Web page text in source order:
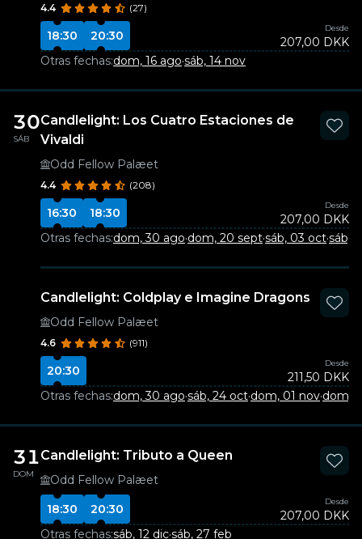
4.4 (27)
18:30 20:30
Desde
207,00 DKK
Otras fechas:dom, 16 ago·sáb, 14 nov
30
SÁB
Candlelight: Los Cuatro Estaciones de
Vivaldi
Odd Fellow Palæet
4.4 (208)
16:30 18:30
Desde
207,00 DKK
Otras fechas:dom, 30 ago·dom, 20 sept·sáb, 03 oct·sáb,
Candlelight: Coldplay e Imagine Dragons
Odd Fellow Palæet
4.6 (911)
20:30
Desde
211,50 DKK
Otras fechas:dom, 30 ago·sáb, 24 oct·dom, 01 nov·dom,
31
DOM
Candlelight: Tributo a Queen
Odd Fellow Palæet
18:30
20:30
Desde
207,00 DKK
Otras fechas:sáb, 12 dic·sáb, 27 feb